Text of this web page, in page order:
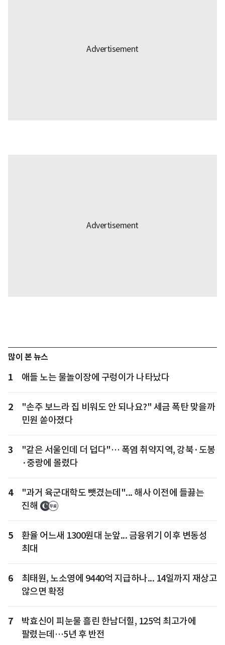
많이 본 뉴스
1 애들 노는 물놀이장에 구렁이가 나타났다
2
"손주 보느라 집 비워도 안 되나요?" 세금 폭탄 맞을까
민원 쏟아졌다
3
"같은 서울인데 더 덥다"… 폭염 취약지역, 강북·도봉
·중랑에 몰렸다
4
"과거 육군대학도 뺏겼는데"... 해사 이전에 들끓는
진해
5
환율 어느새 1300원대 눈앞... 금융위기 이후 변동성
최대
6
최태원, 노소영에 9440억 지급하나... 14일까지 재상고
않으면 확정
7
박효신이 피눈물 흘린 한남더힐, 125억 최고가에
팔렸는데…5년 후 반전